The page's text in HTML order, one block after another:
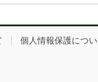
個人情報保護につい